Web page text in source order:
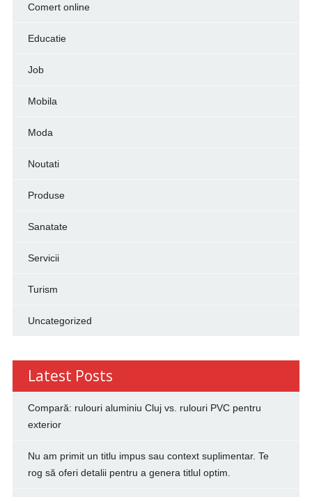
Comert online
Educatie
Job
Mobila
Moda
Noutati
Produse
Sanatate
Servicii
Turism
Uncategorized
Latest Posts
Compară: rulouri aluminiu Cluj vs. rulouri PVC pentru
exterior
Nu am primit un titlu impus sau context suplimentar. Te
rog să oferi detalii pentru a genera titlul optim.